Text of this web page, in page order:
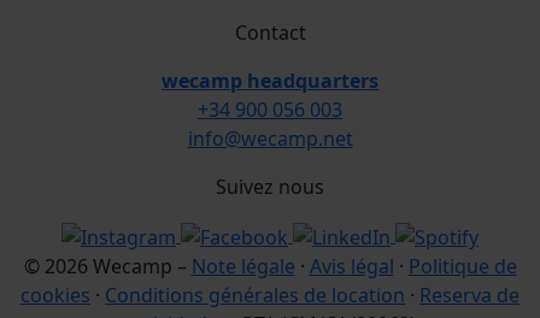
Contact
wecamp headquarters
+34 900 056 003
info@wecamp.net
Suivez nous
© 2026 Wecamp – Note légale · Avis légal · Politique de
cookies · Conditions générales de location · Reserva de